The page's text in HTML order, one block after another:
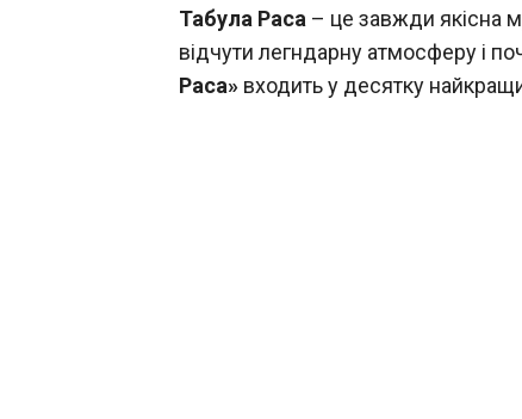
Табула Раса – це завжди якісна
відчути легндарну атмосферу і
Раса» входить у десятку